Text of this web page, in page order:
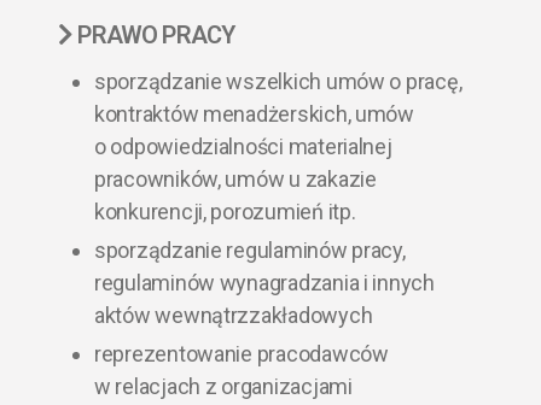
PRAWO PRACY
sporządzanie wszelkich umów o pracę,
kontraktów menadżerskich, umów
o odpowiedzialności materialnej
pracowników, umów u zakazie
konkurencji, porozumień itp.
sporządzanie regulaminów pracy,
regulaminów wynagradzania i innych
aktów wewnątrzzakładowych
reprezentowanie pracodawców
w relacjach z organizacjami